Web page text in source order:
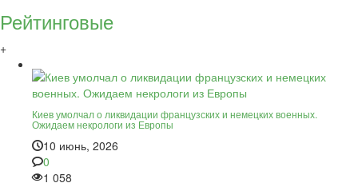
Рейтинговые
+
Киев умолчал о ликвидации французских и немецких военных.
Ожидаем некрологи из Европы
10 июнь, 2026
0
1 058